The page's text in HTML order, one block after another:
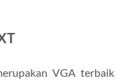
VGA terbaik